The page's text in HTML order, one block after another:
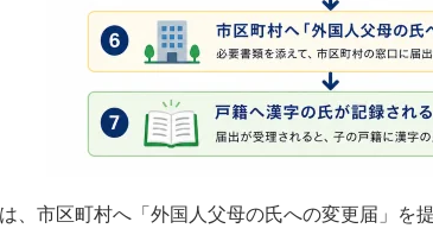
、市区町村へ「外国人父母の氏への変更届」を